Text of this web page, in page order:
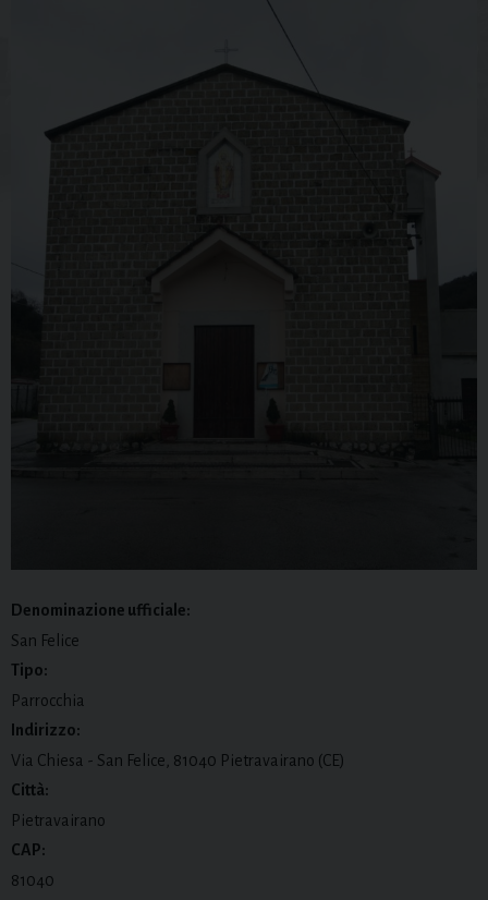
Denominazione ufficiale:
San Felice
Tipo:
Parrocchia
Indirizzo:
Via Chiesa - San Felice, 81040 Pietravairano (CE)
Città:
Pietravairano
CAP:
81040